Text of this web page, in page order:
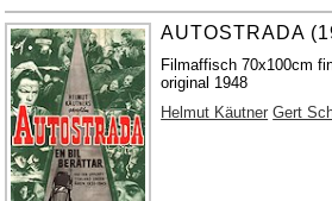
AUTOSTRADA
Filmaffisch 70x100cm
original 1948
Helmut Käutner Gert